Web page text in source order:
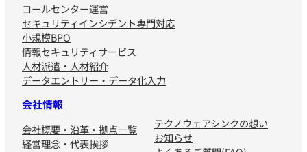
コールセンター運営
セキュリティインシデント専門対応
小規模BPO
情報セキュリティサービス
人材派遣・人材紹介
データエントリー・データ化入力
会社情報
会社概要・沿革・拠点一覧
経営理念・代表挨拶
テクノウェアシンクの想い
お知らせ